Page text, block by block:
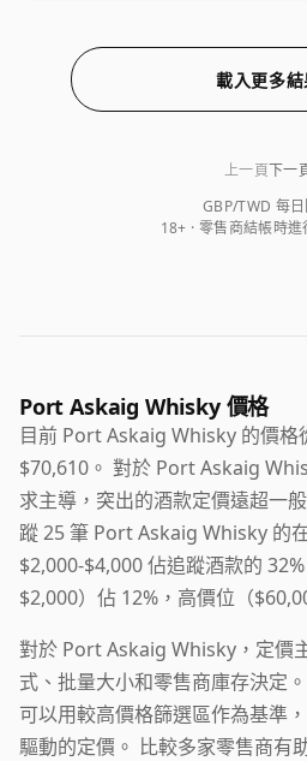
載入更多結
GBP/TWD 每
18+ · 零售商結帳時
上一頁下一
Port Askaig Whisky 價格
目前 Port Askaig Whisky 的價格
$70,610。 對於 Port Askaig
求主導，突出的酒款定價遠超一
蹤 25 筆 Port Askaig Whisky 的
$2,000-$4,000 佔追蹤酒款的
$2,000）佔 12%，高價位（
對於 Port Askaig Whisky，定價
式、批量大小和零售商庫存決定
可以用較高價格篩選區作為基準
驅動的定價。 比較多家零售商有